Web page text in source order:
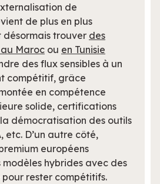
de
de plus en plus
désormais trouver des
Maroc ou en Tunisie
des flux sensibles à un
compétitif, grâce
en compétence
solide, certifications
démocratisation des outils
etc. D’un autre côté,
européens
hybrides avec des
rester compétitifs.